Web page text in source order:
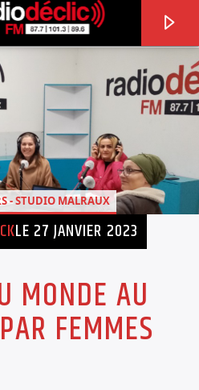
DÉCLIC
EN TERRES DE
- STUDIO MALRAUX
LE 27 JANVIER 2023
MONDE AU
FEMMES